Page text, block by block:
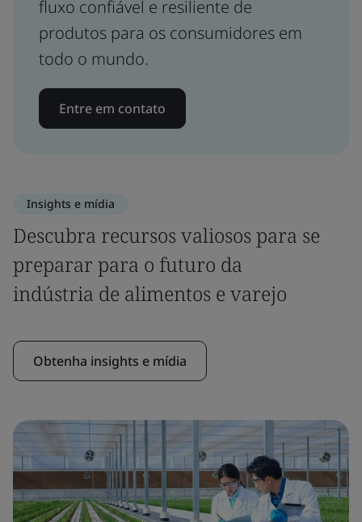
fluxo confiável e resiliente de
produtos para os consumidores em
todo o mundo.
Entre em contato
Insights e mídia
Descubra recursos valiosos para se
preparar para o futuro da
indústria de alimentos e varejo
Obtenha insights e mídia